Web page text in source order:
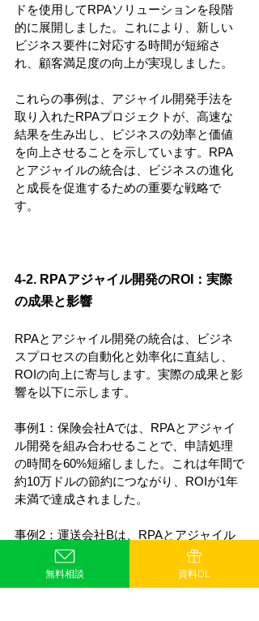
ドを使用してRPAソリューションを段階
的に展開しました。これにより、新しい
ビジネス要件に対応する時間が短縮さ
れ、顧客満足度の向上が実現しました。
これらの事例は、アジャイル開発手法を
取り入れたRPAプロジェクトが、高速な
結果を生み出し、ビジネスの効率と価値
を向上させることを示しています。RPA
とアジャイルの統合は、ビジネスの進化
と成長を促進するための重要な戦略で
す。
4-2. RPAアジャイル開発のROI：実際
の成果と影響
RPAとアジャイル開発の統合は、ビジネ
スプロセスの自動化と効率化に直結し、
ROIの向上に寄与します。実際の成果と影
響を以下に示します。
事例1：保険会社Aでは、RPAとアジャイ
ル開発を組み合わせることで、申請処理
の時間を60%短縮しました。これは年間で
約10万ドルの節約につながり、ROIが1年
未満で達成されました。
事例2：運送会社Bは、RPAとアジャイル
開発の統合により、貨物追跡プロセスを
自動化しました。これにより、業務効率
が30%向上し、年間で約50万ドルのコス
無料相談 資料DL